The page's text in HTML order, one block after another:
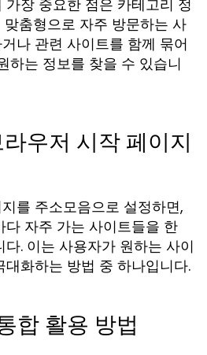
장 중요한 점은 카테고리 정
춤형으로 자주 방문하는 사
나 관련 사이트를 함께 묶어
하는 정보를 찾을 수 있습니
우저 시작 페이지
를 주소모음으로 설정하면,
다 자주 가는 사이트들을 한
. 이는 사용자가 원하는 사이
화하는 방법 중 하나입니다.
합 활용 방법